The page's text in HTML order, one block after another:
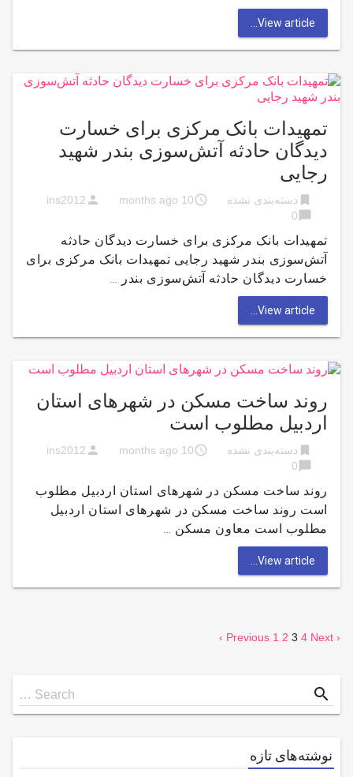
View article...
تمهیدات بانک مرکزی برای خسارت
دیدگان حادثه آتش‌سوزی بندر شهید
رجایی
bookmark دسته‌بندی نشده access_time
10 months ago
person
ins2012
chat_bubble
0
تمهیدات بانک مرکزی برای خسارت دیدگان حادثه
آتش‌سوزی بندر شهید رجایی تمهیدات بانک مرکزی برای
خسارت دیدگان حادثه آتش‌سوزی بندر …
View article...
روند ساخت مسکن در شهر‌های استان
اردبیل مطلوب است
bookmark دسته‌بندی نشده access_time
10 months ago
person
ins2012
chat_bubble
0
روند ساخت مسکن در شهر‌های استان اردبیل مطلوب
است روند ساخت مسکن در شهر‌های استان اردبیل
مطلوب است معاون مسکن …
View article...
صفحه‌بندی‹ Previous
1 2 3 4 Next ›
Search
for
Search … search
نوشته‌های تازه